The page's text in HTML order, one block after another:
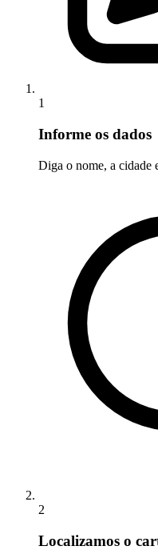
1
Informe os dados
Diga o nome, a cidade
2
Localizamos o